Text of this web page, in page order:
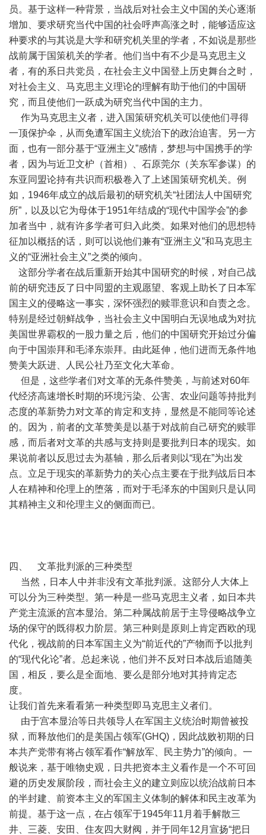
员。基于这样一种背景，当战后对社会主义中国的关心逐渐
增加、要求研究当代中国的社会呼声高涨之时，能够适应这
种要求的与其说是大学和研究机关里的学者，不如说是那些
战前属于国策机关的学者。他们当中有不少是马克思主义
者，有的系日共党员，在社会主义中国登上历史舞台之时，
对社会主义、马克思主义理论的理解有助于他们的中国研
究，而且使他们一跃成为研究当代中国的主力。
作为马克思主义者，进入国策研究机关可以使他们寻得
一顶保护伞，从而免遭军国主义统治下的政治迫害。另一方
面，也有一部分基于“亚洲主义”感情，梦想与中国携手的学
者，因为与近卫文枦（首相）、石原莞尔（关东军参谋）的
东亚同盟论持有共识而积极卷入了上述国策研究机关。例
如，1946年成立的战后最初的研究机关“社团法人中国研究
所”，以及以它为母体于1951年结成的“现代中国学会”的参
加者当中，就有许多学者可归入此类。如果对他们的思想特
征加以概括的话，则可以说他们兼有“亚洲主义”和马克思主
义的“亚洲社会主义”之类的倾向。
这部分学者在战后重新开始其中国研究的时候，对自己战
前的研究违反了日中同盟的主观愿望、客观上助长了日本军
国主义的侵略这一事实，深怀强烈的赎罪意识和自责之念。
特别是经过朝鲜战争，当社会主义中国明白无误地成为对抗
美国世界霸权的一股力量之后，他们的中国研究开始过分偏
向于中国崇拜和毛泽东崇拜。由此延伸，他们进而无条件地
赞美大跃进、人民公社乃至文化大革命。
但是，这些学者们对文革的无条件赞美，与前述对60年
代经济高速增长时期的环境污染、公害、农业问题等持批判
态度的革新势力对文革的肯定和支持，显然是不能同等论述
的。因为，前者的文革赞美是以基于对战前自己研究的赎罪
感，而后者对文革的共感与支持则是要批判日本的现实。如
果说前者以反思过去为基轴，那么后者则以“现在”为出发
点。立足于现实的革新势力的关心点主要在于批判战后日本
人在精神和伦理上的堕落，而对于毛泽东的中国则只是认同
其精神主义和伦理主义的侧面而已。
四、 文革批判派的三种类型
当然，日本人中并非没有文革批判派。这部分人大体上
可以分为三种类型。第一种是一些马克思主义者，如日本共
产党主流派的宫本显治。第二种属战前居于主导侵略战争立
场的保守的既得权力阶层。第三种则是原则上肯定西欧的现
代化，视战前的日本军国主义为“前近代的”产物而予以批判
的“现代化论”者。总起来说，他们并不反对日本战后追随美
国，相反，要么是全面地、要么是部分地对其持肯定态
度。
让我们首先来看看第一种类型即马克思主义者们。
由于宫本显治等日共领导人在军国主义统治时期曾被投
狱，而释放他们的是美国占领军(GHQ)，因此战败初期的日
本共产党带有将占领军看作“解放军、民主势力”的倾向。一
般说来，基于唯物史观，日共把资本主义看作是一个不可回
避的历史发展阶段，而社会主义的建立则应以统治战前日本
的半封建、前资本主义的军国主义体制的解体和民主改革为
前提。基于这一点，在占领军于1945年11月着手解散三
井、三菱、安田、住友四大财阀，并于同年12月宣扬“把日